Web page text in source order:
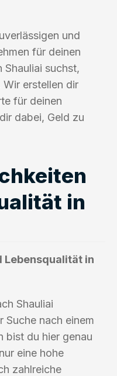
und
für deinen
Shauliai suchst,
erstellen dir
für deinen
dabei, Geld zu
in
Lebensqualität in
Shauliai
Suche nach einem
bist du hier genau
eine hohe
zahlreiche